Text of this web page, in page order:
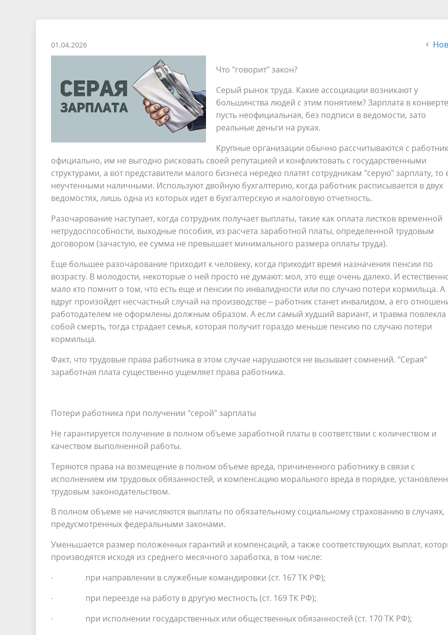
Социально-экономическое развитие
Мероприятия по укреплению
межнациональнных отношений
Развитие малого и среднего
Инициативные проекты
Муниципальные учреждения
Территориальная комиссия
профилактике
Оценка готовности к отопительному
периоду
обязательствах имущественного
01.04.2026
Что "говорит" закон?
Серый рынок труда. Какие ассоциации возникают у
большинства людей с этим понятием? Зарплата в
пусть неофициальная, без подписи в ведомости, зато
реальные деньги на руках.
Крупные организации обычно рассчитываются с
официально, им не выгодно рисковать своей репутацией и конфликтовать с государственными
структурами, а вот представители малого бизнеса нередко платят сотрудникам "серую" зарплату, то
неучтенными наличными. Используют двойную бухгалтерию, когда работник расписывается в двух
ведомостях, лишь одна из которых идет в бухгалтерскую и налоговую отчетность.
Разочарование наступает, когда сотрудник получает выплаты, такие как оплата листков временной
нетрудоспособности, выходные пособия, из расчета заработной платы, определенной трудовым
договором (зачастую, ее сумма не превышает минимального размера оплаты труда).
Еще большее разочарование приходит к человеку, когда приходит время назначения пенсии по
возрасту. В молодости, некоторые о ней просто не думают: мол, это еще очень далеко. И
мало кто помнит о том, что есть еще и пенсии по инвалидности или по случаю потери кормильца. А
вдруг произойдет несчастный случай на производстве – работник станет инвалидом, а его
работодателем не оформлены должным образом. А если самый худший вариант, и травма повлекла
собой смерть, тогда страдает семья, которая получит гораздо меньше пенсию по случаю потери
кормильца.
Факт, что трудовые права работника в этом случае нарушаются не вызывает сомнений. "Серая"
заработная плата существенно ущемляет права работника.
Потери работника при получении "серой" зарплаты
Не гарантируется получение в полном объеме заработной платы в соответствии с количеством и
качеством выполненной работы.
Теряются права на возмещение в полном объеме вреда, причиненного работнику в связи с
исполнением им трудовых обязанностей, и компенсацию морального вреда в порядке,
трудовым законодательством.
В полном объеме не начисляются выплаты по обязательному социальному страхованию в случаях,
предусмотренных федеральными законами.
Уменьшается размер положенных гарантий и компенсаций, а также соответствующих выплат,
производятся исходя из среднего месячного заработка, в том числе:
· при направлении в служебные командировки (ст. 167 ТК РФ);
· при переезде на работу в другую местность (ст. 169 ТК РФ);
· при исполнении государственных или общественных обязанностей (ст. 170 ТК РФ);